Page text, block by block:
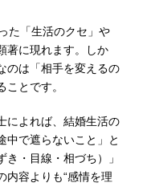
た「生活のクセ」や
著に現れます。しか
のは「相手を変えるの
とです。
によれば、結婚生活の
中で遮らないこと」と
き・目線・相づち）」
内容よりも“感情を理